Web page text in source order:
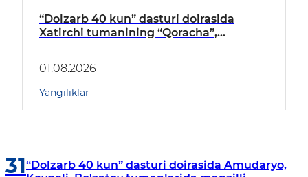
“Dolzarb 40 kun” dasturi doirasida
Xatirchi tumanining “Qoracha”,
borildi
01.08.2026
Yangiliklar
31“Dolzarb 40 kun” dasturi doirasida Amudaryo,